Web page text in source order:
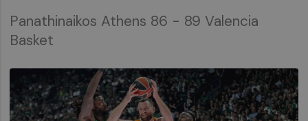
Panathinaikos Athens 86 - 89 Valencia
Basket